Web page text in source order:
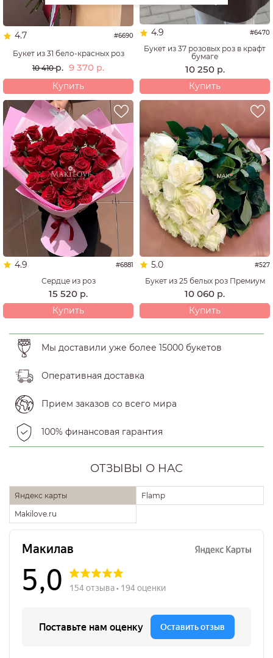
4.7 #6690
Букет из 31 бело-красных роз
10 410р. 9 370 р.
Купить
4.9 #6470
Букет из 37 розовых роз в крафт
бумаге
10 250 р.
Купить
4.9 #6881
Сердце из роз
15 520 р.
Купить
5.0 #527
Букет из 25 белых роз Премиум
10 060 р.
Купить
Мы доставили уже более 15000 букетов
Оперативная доставка
Прием заказов со всего мира
100% финансовая гарантия
ОТЗЫВЫ О НАС
Яндекс карты
Flamp
Makilove.ru